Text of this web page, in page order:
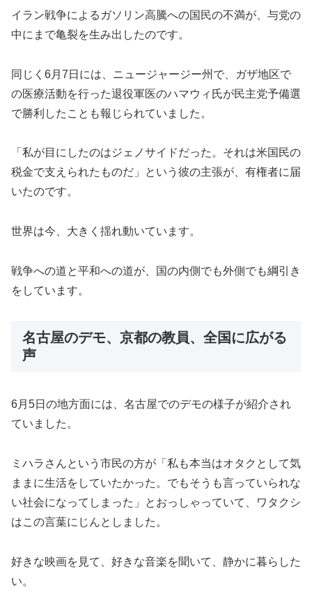
イラン戦争によるガソリン高騰への国民の不満が、与党の
中にまで亀裂を生み出したのです。
同じく6月7日には、ニュージャージー州で、ガザ地区で
の医療活動を行った退役軍医のハマウィ氏が民主党予備選
で勝利したことも報じられていました。
「私が目にしたのはジェノサイドだった。それは米国民の
税金で支えられたものだ」という彼の主張が、有権者に届
いたのです。
世界は今、大きく揺れ動いています。
戦争への道と平和への道が、国の内側でも外側でも綱引き
をしています。
名古屋のデモ、京都の教員、全国に広がる
声
6月5日の地方面には、名古屋でのデモの様子が紹介され
ていました。
ミハラさんという市民の方が「私も本当はオタクとして気
ままに生活をしていたかった。でもそうも言っていられな
い社会になってしまった」とおっしゃっていて、ワタクシ
はこの言葉にじんとしました。
好きな映画を見て、好きな音楽を聞いて、静かに暮らした
い。